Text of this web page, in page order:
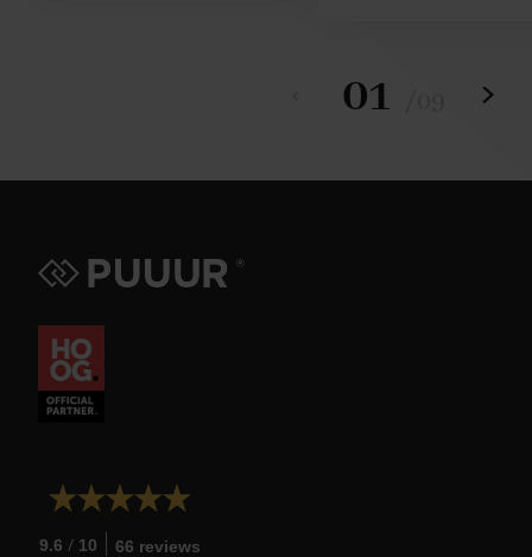
01
9.6 / 10 66 reviews